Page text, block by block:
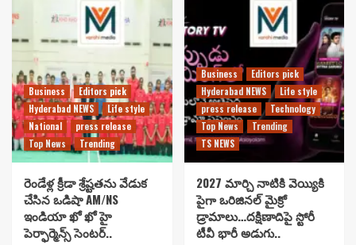
Business
Editors pick
Hyderabad NEWS
Life style
National
press release
Top News
Trending
రెండేళ్ల క్రీడా శ్రేష్టతను వేడుక
చేసిన ఒడిషా AM/NS
ఇండియా ఖో ఖో హై
పెర్ఫార్మెన్స్ సెంటర్..
Business
Editors pick
Hyderabad NEWS
Life style
press release
Technology
Top News
Trending
TS NEWS
2027 మార్చి నాటికి వెయ్యికి
పైగా ఒరిజినల్ మైక్రో
డ్రామాలు…దక్షిణాదిపై స్టోరీ
టీవీ భారీ అడుగు..